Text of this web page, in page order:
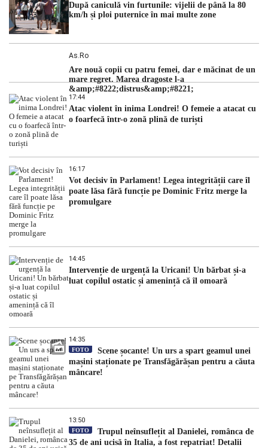
După caniculă vin furtunile: vijelii de până la 80
km/h și ploi puternice în mai multe zone
As.ro
Are nouă copii cu patru femei, dar e măcinat de un
mare regret. Marea dragoste l-a
&amp;#8222;distrus&amp;#8221;
17:44
Atac violent în inima Londrei! O femeie a atacat cu
o foarfecă într-o zonă plină de turiști
16:17
Vot decisiv în Parlament! Legea integrității care îl
poate lăsa fără funcție pe Dominic Fritz merge la
promulgare
14:45
Intervenție de urgență la Uricani! Un bărbat și-a
luat copilul ostatic și amenință că îl omoară
14:35
FOTO
Scene șocante! Un urs a spart geamul unei
mașini staționate pe Transfăgărășan pentru a căuta
mâncare!
13:50
FOTO
Trupul neînsuflețit al Danielei, românca de
35 de ani ucisă în Italia, a fost repatriat! Detalii